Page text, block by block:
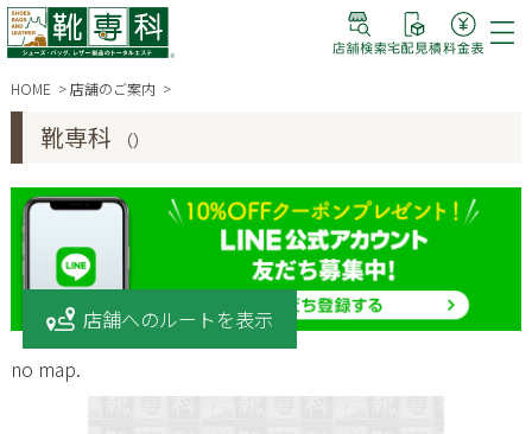
HOME 店舗のご案内
靴専科 （）
no map.
店舗へのルートを表示